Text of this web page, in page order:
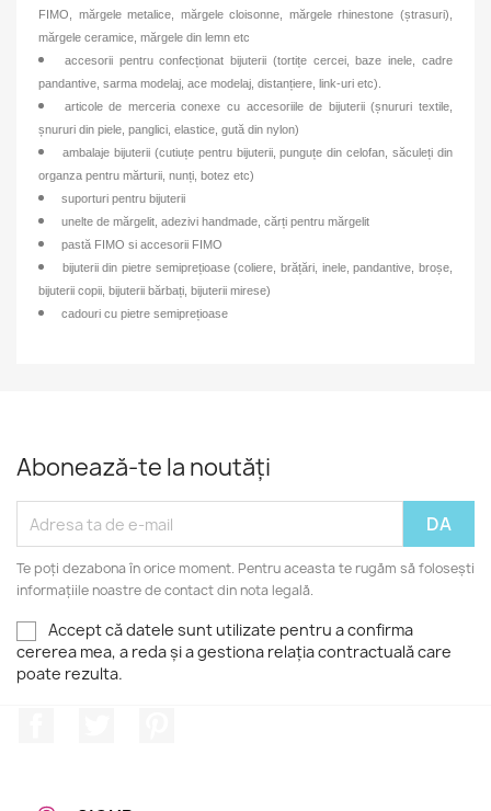
FIMO, mărgele metalice, mărgele cloisonne, mărgele rhinestone (ștrasuri),
mărgele ceramice, mărgele din lemn etc
accesorii pentru confecționat bijuterii (tortițe cercei, baze inele, cadre
pandantive, sarma modelaj, ace modelaj, distanțiere, link-uri etc).
articole de merceria conexe cu accesoriile de bijuterii (șnururi textile,
șnururi din piele, panglici, elastice, gută din nylon)
ambalaje bijuterii (cutiuțe pentru bijuterii, punguțe din celofan, săculeți din
organza pentru mărturii, nunți, botez etc)
suporturi pentru bijuterii
unelte de mărgelit, adezivi handmade, cărți pentru mărgelit
pastă FIMO si accesorii FIMO
bijuterii din pietre semiprețioase (coliere, brățări, inele, pandantive, broșe,
bijuterii copii, bijuterii bărbați, bijuterii mirese)
cadouri cu pietre semiprețioase
Abonează-te la noutăți
Te poți dezabona în orice moment. Pentru aceasta te rugăm să folosești
informațiile noastre de contact din nota legală.
Accept că datele sunt utilizate pentru a confirma
cererea mea, a reda și a gestiona relația contractuală care
poate rezulta.